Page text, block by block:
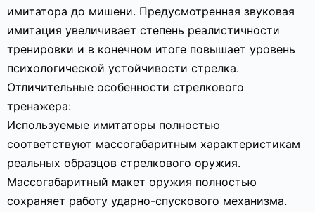
имитатора до мишени. Предусмотренная звуковая
имитация увеличивает степень реалистичности
тренировки и в конечном итоге повышает уровень
психологической устойчивости стрелка.
Отличительные особенности стрелкового
тренажера:
Используемые имитаторы полностью
соответствуют массогабаритным характеристикам
реальных образцов стрелкового оружия.
Массогабаритный макет оружия полностью
сохраняет работу ударно-спускового механизма.